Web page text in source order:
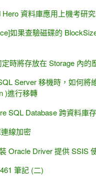
Hero 資料庫應用上機考研
如果查驗磁碟的
時將存放在 Storage 內的
Server 移機時，如何將
)進行移轉
SQL Database 跨資料庫
線加密
Oracle Driver 提供 SSIS
筆記 (二)